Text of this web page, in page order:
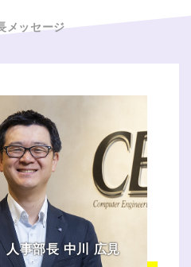
メッセージ
人事部長 中川 広見